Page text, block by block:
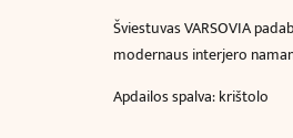
Šviestuvas VARSOVIA
modernaus interjero
Apdailos spalva: krištolo